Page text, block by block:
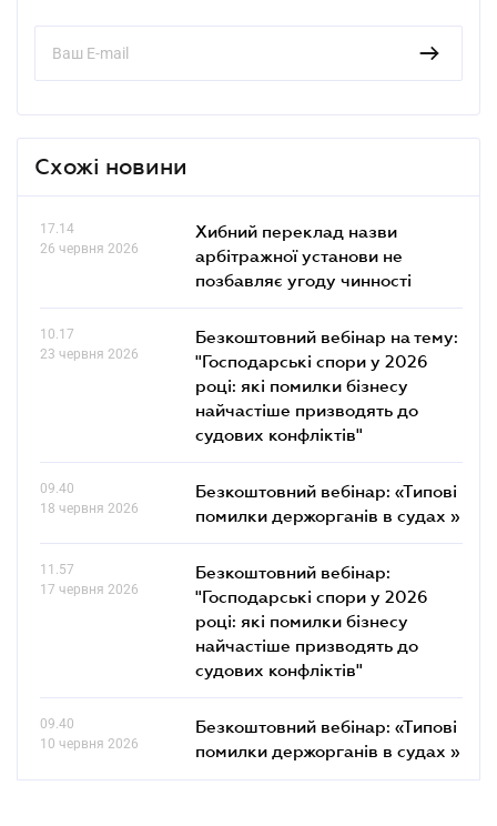
Схожі новини
17.14
26 червня 2026
Хибний переклад назви
арбітражної установи не
позбавляє угоду чинності
10.17
23 червня 2026
Безкоштовний вебінар на тему:
"Господарські спори у 2026
році: які помилки бізнесу
найчастіше призводять до
судових конфліктів"
09.40
18 червня 2026
Безкоштовний вебінар: «Типові
помилки держорганів в судах »
11.57
17 червня 2026
Безкоштовний вебінар:
"Господарські спори у 2026
році: які помилки бізнесу
найчастіше призводять до
судових конфліктів"
09.40
10 червня 2026
Безкоштовний вебінар: «Типові
помилки держорганів в судах »